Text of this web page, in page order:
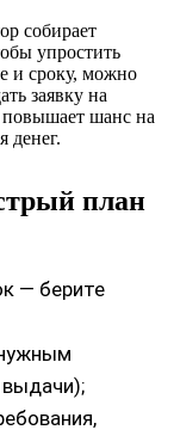
собирает
упростить
и сроку, можно
заявку на
повышает шанс на
денег.
план
— берите
выдачи);